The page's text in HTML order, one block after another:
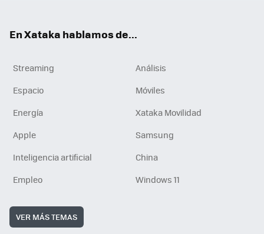
En Xataka hablamos de...
Streaming
Análisis
Espacio
Móviles
Energía
Xataka Movilidad
Apple
Samsung
Inteligencia artificial
China
Empleo
Windows 11
VER MÁS TEMAS